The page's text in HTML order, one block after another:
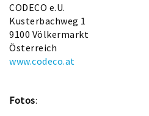
CODECO e.U.
Kusterbachweg 1
9100 Völkermarkt
Österreich
www.codeco.at
Fotos: